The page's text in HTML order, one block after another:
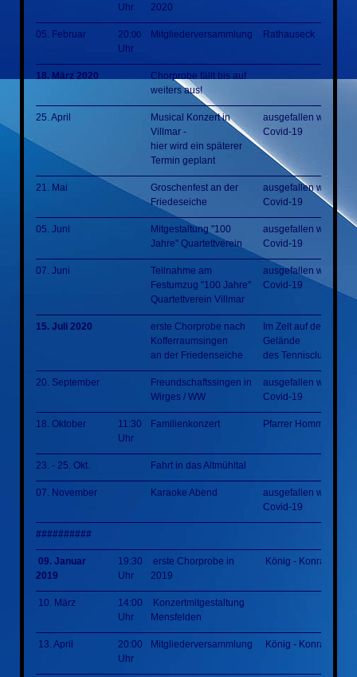
Uhr
2020
05. Februar 20:00
Uhr
Mitgliederversammlung Rathauseck
18. März 2020
Chorprobe fällt bis auf
weiters aus!
25. April
Musical Konzert in
Villmar -
hier wird ein späterer
Termin geplant
ausgefallen wegen
Covid-19
21. Mai
Groschenfest an der
Friedeseiche
ausgefallen wegen
Covid-19
05. Juni
Mitgestaltung "100
Jahre" Quartettverein
ausgefallen wegen
Covid-19
07. Juni
Teilnahme am
Festumzug "100 Jahre"
Quartettverein Villmar
ausgefallen wegen
Covid-19
15. Juli 2020
erste Chorprobe nach
Kofferraumsingen
an der Friedenseiche
Im Zelt auf dem
Gelände
des Tennisclubs
20. September
Freundschaftssingen in
Wirges / WW
ausgefallen wegen
Covid-19
18. Oktober
11:30
Uhr
Familienkonzert Pfarrer Homm Park
23. - 25. Okt. Fahrt in das Altmühltal
07. November Karaoke Abend
ausgefallen wegen
Covid-19
##########
09. Januar
2019
19:30
Uhr
erste Chorprobe in
2019
König - Konrad -
10. März
14:00
Uhr
Konzertmitgestaltung
Mensfelden
13. April
20:00
Uhr
Mitgliederversammlung König - Konrad -